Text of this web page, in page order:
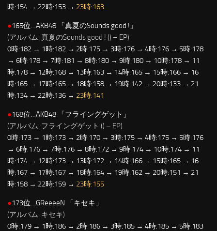
時:154 → 22時:153 → 23時:163
●165位…AKB48 「真夏のSounds good !」
(アルバム: 真夏のSounds good ! () – EP)
0時:182 → 1時:182 → 2時:175 → 3時:176 → 4時:176 → 5時:178
→ 6時:178 → 7時:181 → 8時:180 → 9時:180 → 10時:178 → 11
時:178 → 12時:168 → 13時:163 → 14時:165 → 15時:166 → 16
時:165 → 17時:165 → 18時:158 → 19時:142 → 20時:133 → 21
時:134 → 22時:136 → 23時:141
●168位…AKB48 「フライングゲット」
(アルバム: フライングゲット () – EP)
0時:173 → 1時:173 → 2時:170 → 3時:175 → 4時:175 → 5時:176
→ 6時:176 → 7時:176 → 8時:172 → 9時:174 → 10時:174 → 11
時:174 → 12時:173 → 13時:172 → 14時:166 → 15時:165 → 16
時:167 → 17時:167 → 18時:164 → 19時:162 → 20時:151 → 21
時:158 → 22時:159 → 23時:155
●173位…GReeeeN 「キセキ」
(アルバム: キセキ)
0時:179 → 1時:186 → 2時:186 → 3時:185 → 4時:185 → 5時:183